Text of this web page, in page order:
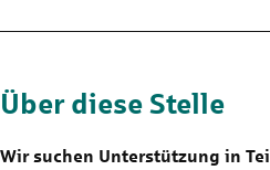
Über diese Stelle
Wir suchen Unterstützung in